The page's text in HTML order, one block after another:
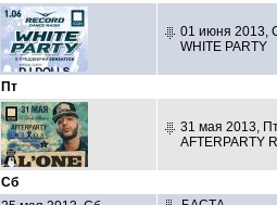
01 июня 2013,
WHITE PARTY
Пт
31 мая 2013,
AFTERPARTY
Сб